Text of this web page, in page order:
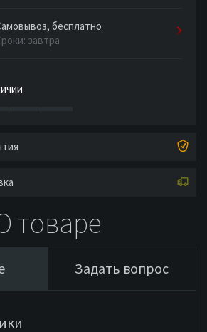
бесплатно
завтра
товаре
Задать вопрос